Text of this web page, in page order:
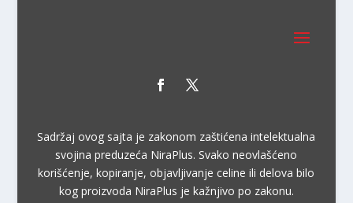
Sadržaj ovog sajta je zakonom zaštićena intelektualna
svojina preduzeća NiraPlus. Svako neovlašćeno
korišćenje, kopiranje, objavljivanje celine ili delova bilo
kog proizvoda NiraPlus je kažnjivo po zakonu.